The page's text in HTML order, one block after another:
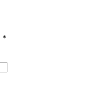
*